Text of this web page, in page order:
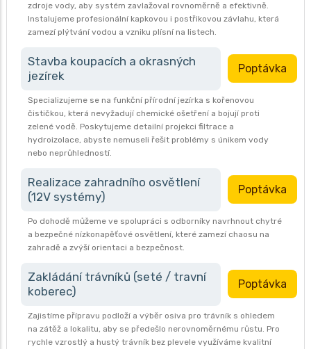
zdroje vody, aby systém zavlažoval rovnoměrně a efektivně.
Instalujeme profesionální kapkovou i postřikovou závlahu, která
zamezí plýtvání vodou a vzniku plísní na listech.
Stavba koupacích a okrasných
jezírek
Poptávka
Specializujeme se na funkční přírodní jezírka s kořenovou
čističkou, která nevyžadují chemické ošetření a bojují proti
zelené vodě. Poskytujeme detailní projekci filtrace a
hydroizolace, abyste nemuseli řešit problémy s únikem vody
nebo neprůhledností.
Realizace zahradního osvětlení
(12V systémy)
Poptávka
Po dohodě můžeme ve spolupráci s odborníky navrhnout chytré
a bezpečné nízkonapěťové osvětlení, které zamezí chaosu na
zahradě a zvýší orientaci a bezpečnost.
Zakládání trávníků (seté / travní
koberec)
Poptávka
Zajistíme přípravu podloží a výběr osiva pro trávník s ohledem
na zátěž a lokalitu, aby se předešlo nerovnoměrnému růstu. Pro
rychle vzrostlý a hustý trávník bez plevele využíváme kvalitní